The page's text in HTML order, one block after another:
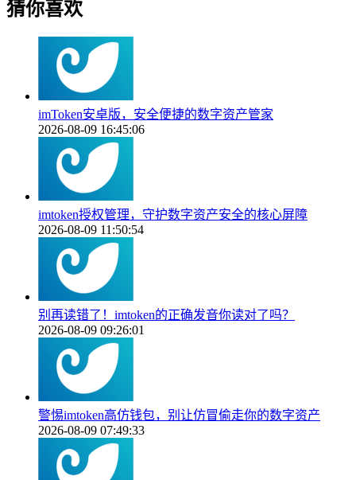
猜你喜欢
imToken安卓版，安全便捷的数字资产管家
2026-08-09 16:45:06
imtoken授权管理，守护数字资产安全的核心屏障
2026-08-09 11:50:54
别再读错了！imtoken的正确发音你读对了吗？
2026-08-09 09:26:01
警惕imtoken高仿钱包，别让仿冒偷走你的数字资产
2026-08-09 07:49:33